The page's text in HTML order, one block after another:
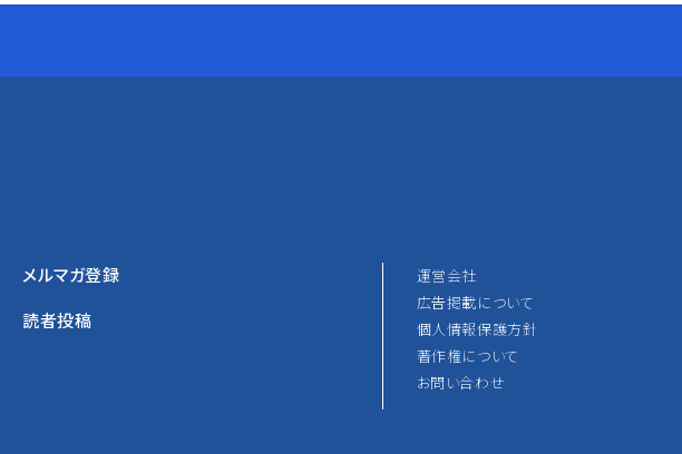
メルマガ登録
読者投稿
運営会社
広告掲載について
個人情報保護方針
著作権について
お問い合わせ